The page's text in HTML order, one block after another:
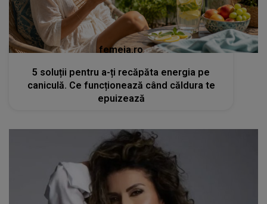
femeia.ro
5 soluții pentru a-ți recăpăta energia pe
caniculă. Ce funcționează când căldura te
epuizează